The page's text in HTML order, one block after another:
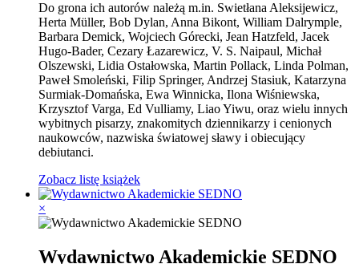
Do grona ich autorów należą m.in. Swietłana Aleksijewicz,
Herta Müller, Bob Dylan, Anna Bikont, William Dalrymple,
Barbara Demick, Wojciech Górecki, Jean Hatzfeld, Jacek
Hugo-Bader, Cezary Łazarewicz, V. S. Naipaul, Michał
Olszewski, Lidia Ostałowska, Martin Pollack, Linda Polman,
Paweł Smoleński, Filip Springer, Andrzej Stasiuk, Katarzyna
Surmiak-Domańska, Ewa Winnicka, Ilona Wiśniewska,
Krzysztof Varga, Ed Vulliamy, Liao Yiwu, oraz wielu innych
wybitnych pisarzy, znakomitych dziennikarzy i cenionych
naukowców, nazwiska światowej sławy i obiecujący
debiutanci.
Zobacz listę książek
×
Wydawnictwo Akademickie SEDNO